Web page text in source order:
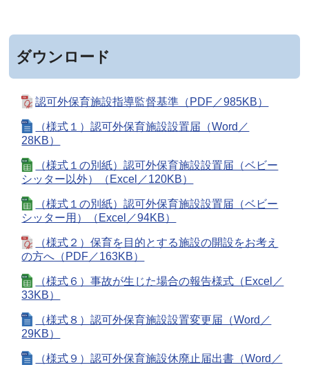
ダウンロード
認可外保育施設指導監督基準（PDF／985KB）
（様式１）認可外保育施設設置届（Word／
28KB）
（様式１の別紙）認可外保育施設設置届（ベビー
シッター以外）（Excel／120KB）
（様式１の別紙）認可外保育施設設置届（ベビー
シッター用）（Excel／94KB）
（様式２）保育を目的とする施設の開設をお考え
の方へ（PDF／163KB）
（様式６）事故が生じた場合の報告様式（Excel／
33KB）
（様式８）認可外保育施設設置変更届（Word／
29KB）
（様式９）認可外保育施設休廃止届出書（Word／